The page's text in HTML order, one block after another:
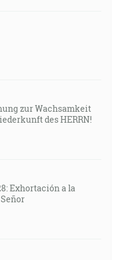
zur Wachsamkeit
des HERRN!
Exhortación a la